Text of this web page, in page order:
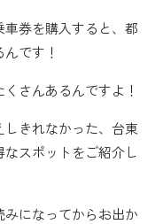
券を購入すると、都
です！
さんあるんですよ！
きれなかった、台東
スポットをご紹介し
になってからお出か